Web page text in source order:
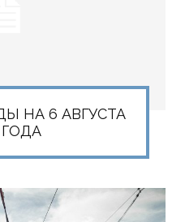
НА 6 АВГУСТА
ГОДА